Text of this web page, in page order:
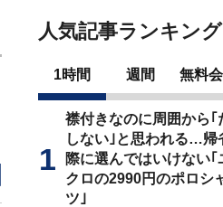
人気記事ランキング
1時間 週間 無料
襟付きなのに周囲から｢
しない｣と思われる…帰
際に選んではいけない｢
クロの2990円のポロシ
ツ｣